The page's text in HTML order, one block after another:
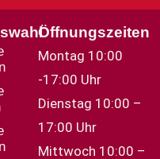
Öffnungszeiten
Montag 10:00
-17:00 Uhr
Dienstag 10:00 –
17:00 Uhr
Mittwoch 10:00 –